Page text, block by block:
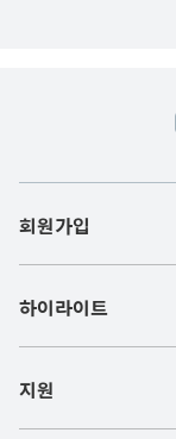
회원가입
하이라이트
지원